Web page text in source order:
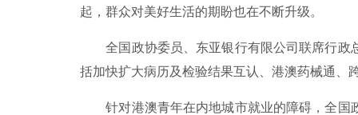
起，群众对美好生活的期盼也在不断升级。
全国政协委员、东亚银行有限公司联席行政
括加快扩大病历及检验结果互认、港澳药械通、
针对港澳青年在内地城市就业的障碍，全国